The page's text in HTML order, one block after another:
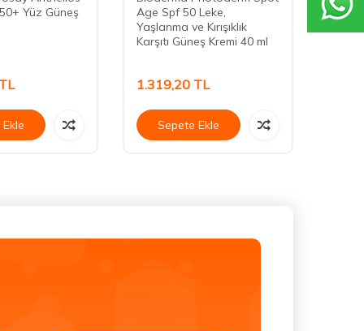
Yüz Güneş
TL
Age Spf 50 Leke,
Yaşlanma ve Kırışıklık
Karşıtı Güneş Kremi 40 ml
1.319,20 TL
Sepete Ekle
50+